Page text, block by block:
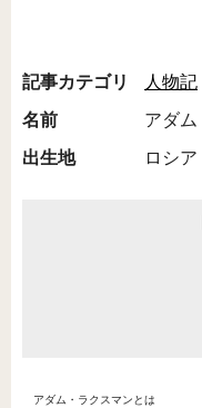
記事カテゴリ
人物記
名前
アダム
出生地
ロシア
アダム・ラクスマンとは